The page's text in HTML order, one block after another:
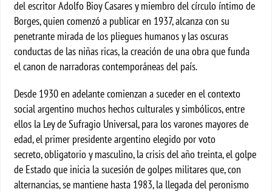
del escritor Adolfo Bioy Casares y miembro del círculo íntimo de
Borges, quien comenzó a publicar en 1937, alcanza con su
penetrante mirada de los pliegues humanos y las oscuras
conductas de las niñas ricas, la creación de una obra que funda
el canon de narradoras contemporáneas del país.
Desde 1930 en adelante comienzan a suceder en el contexto
social argentino muchos hechos culturales y simbólicos, entre
ellos la Ley de Sufragio Universal, para los varones mayores de
edad, el primer presidente argentino elegido por voto
secreto, obligatorio y masculino, la crisis del año treinta, el golpe
de Estado que inicia la sucesión de golpes militares que, con
alternancias, se mantiene hasta 1983, la llegada del peronismo